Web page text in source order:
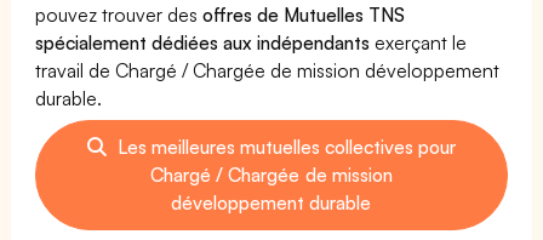
pouvez trouver desoffres de Mutuelles TNS
spécialement dédiées aux indépendants exerçant le
travail de Chargé / Chargée de mission développement
durable.
Les meilleures mutuelles collectives pour
Chargé / Chargée de mission
développement durable